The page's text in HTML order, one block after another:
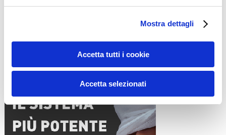
Mostra dettagli
Accetta tutti i cookie
Accetta selezionati